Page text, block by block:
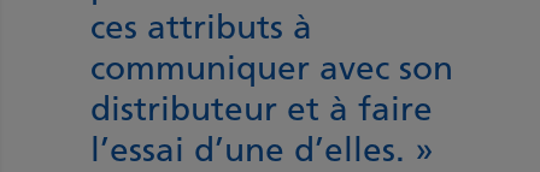
ces attributs à
communiquer avec son
distributeur et à faire
l’essai d’une d’elles. »